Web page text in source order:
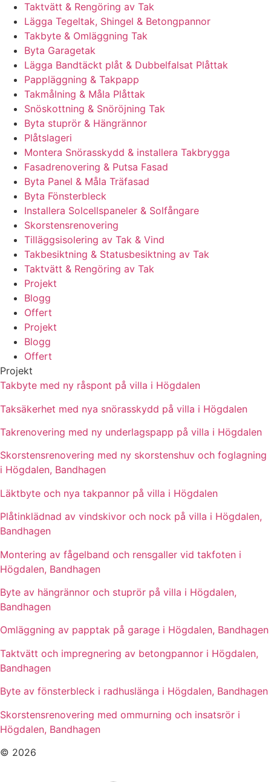
Taktvätt & Rengöring av Tak
Lägga Tegeltak, Shingel & Betongpannor
Takbyte & Omläggning Tak
Byta Garagetak
Lägga Bandtäckt plåt & Dubbelfalsat Plåttak
Pappläggning & Takpapp
Takmålning & Måla Plåttak
Snöskottning & Snöröjning Tak
Byta stuprör & Hängrännor
Plåtslageri
Montera Snörasskydd & installera Takbrygga
Fasadrenovering & Putsa Fasad
Byta Panel & Måla Träfasad
Byta Fönsterbleck
Installera Solcellspaneler & Solfångare
Skorstensrenovering
Tilläggsisolering av Tak & Vind
Takbesiktning & Statusbesiktning av Tak
Taktvätt & Rengöring av Tak
Projekt
Blogg
Offert
Projekt
Blogg
Offert
Projekt
Takbyte med ny råspont på villa i Högdalen
Taksäkerhet med nya snörasskydd på villa i Högdalen
Takrenovering med ny underlagspapp på villa i Högdalen
Skorstensrenovering med ny skorstenshuv och foglagning
i Högdalen, Bandhagen
Läktbyte och nya takpannor på villa i Högdalen
Plåtinklädnad av vindskivor och nock på villa i Högdalen,
Bandhagen
Montering av fågelband och rensgaller vid takfoten i
Högdalen, Bandhagen
Byte av hängrännor och stuprör på villa i Högdalen,
Bandhagen
Omläggning av papptak på garage i Högdalen, Bandhagen
Taktvätt och impregnering av betongpannor i Högdalen,
Bandhagen
Byte av fönsterbleck i radhuslänga i Högdalen, Bandhagen
Skorstensrenovering med ommurning och insatsrör i
Högdalen, Bandhagen
© 2026